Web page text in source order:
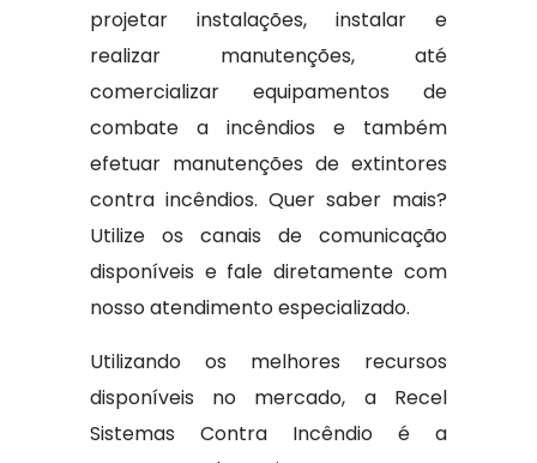
projetar instalações, instalar e
realizar manutenções, até
comercializar equipamentos de
combate a incêndios e também
efetuar manutenções de extintores
contra incêndios. Quer saber mais?
Utilize os canais de comunicação
disponíveis e fale diretamente com
nosso atendimento especializado.
Utilizando os melhores recursos
disponíveis no mercado, a Recel
Sistemas Contra Incêndio é a